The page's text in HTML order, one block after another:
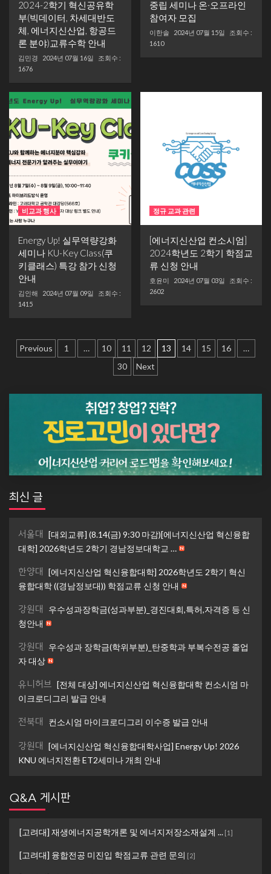
2024-2학기 혁신공유학
부(빅데이터, 차세대반도
체, 에너지신산업, 항공드
론 분야)교류수학 안내
김민경 2024년 07월 16일
조회수 :
1676
중립 세미나 온·오프라인
참여자 모집
이한솔 2024년 07월 15일
조회수 :
1610
비교과 행사
Energy Up! 실무역량강화
세미나 KU-Key Class(쿠
키클래스) 특강 참가 신청
안내
김인해 2024년 07월 09일
조회수 :
1415
정규 교과 관련
[에너지신산업 컨소시엄]
2024학년도 2학기 학점교
류 신청 안내
호윤미 2024년 07월 03일
조회수 :
2602
글
비
Previous 1 … 10 11 12 13 14 15 16
…
30
Next
최신 글
서울대 [대외교류] (8.14(금) 9:30 마감)[에너지신산업 혁신융합
대학] 2026학년도 2학기 경남정보대학교 …
한양대 [에너지신산업 혁신융합대학] 2026학년도 2학기 혁신
융합대학 ((경남정보대)) 학점교류 신청 안내
강원대
우수성과장학금(성과부분)_경진대회,특허,자격증 등 신
청안내
강원대
우수성과 장학금(학위부분)_탄중학과 부복수전공 졸업
자 대상
유니허브 [전체 대상] 에너지신산업 혁신융합대학 컨소시엄 마
이크로디그리 발급 안내
전북대 컨소시엄 마이크로디그리 이수증 발급 안내
강원대 [에너지신산업 혁신융합대학사업] Energy Up! 2026
KNU 에너지전환 ET2세미나 개최 안내
Q&A 게시판
[고려대] 재생에너지공학개론 및 에너지저장소재설계 ... [1]
[고려대] 융합전공 미진입 학점교류 관련 문의 [2]